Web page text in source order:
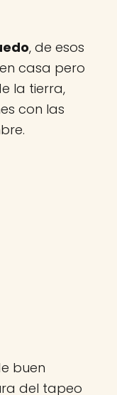
, de esos
casa pero
la tierra,
con las
buen
del tapeo